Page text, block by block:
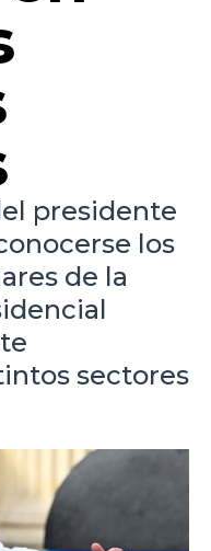
presidente
los
de la
sectores